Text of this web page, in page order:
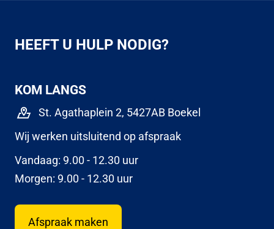
HEEFT U HULP NODIG?
KOM LANGS
St. Agathaplein 2, 5427AB Boekel
Wij werken uitsluitend op afspraak
Vandaag: 9.00 - 12.30 uur
Morgen: 9.00 - 12.30 uur
Afspraak maken